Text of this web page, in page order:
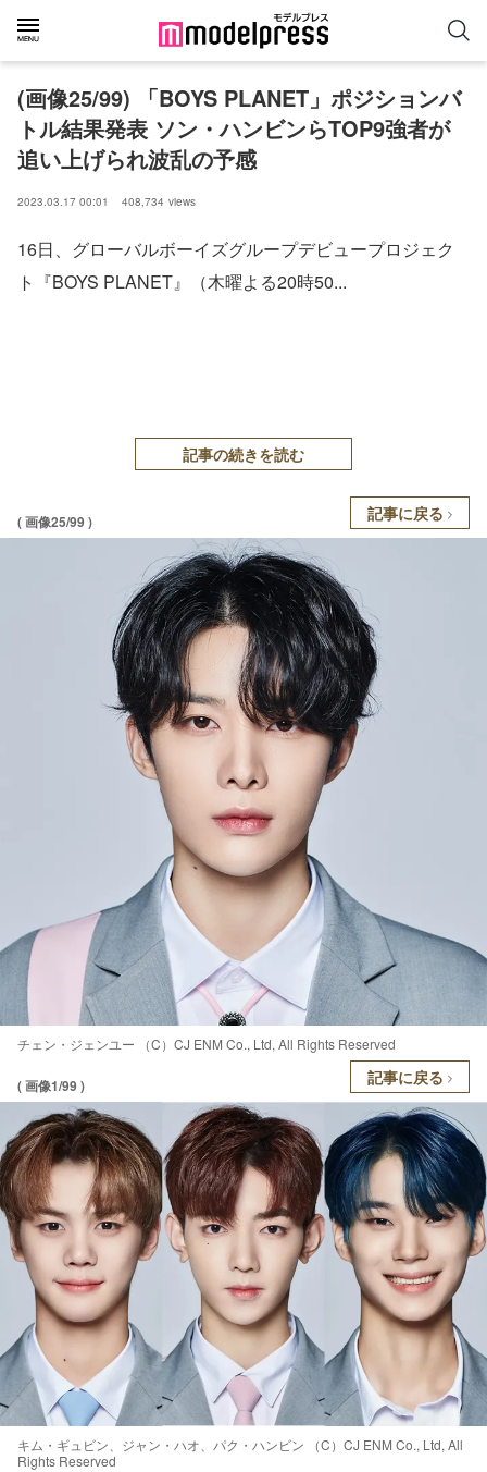
(画像25/99) 「BOYS PLANET」ポジションバ
トル結果発表 ソン・ハンビンらTOP9強者が
追い上げられ波乱の予感
2023.03.17 00:01 408,734 views
16日、グローバルボーイズグループデビュープロジェク
ト『BOYS PLANET』（木曜よる20時50...
記事の続きを読む
( 画像25/99 ) 記事に戻る
チェン・ジェンユー （C）CJ ENM Co., Ltd, All Rights Reserved
( 画像1/99 ) 記事に戻る
キム・ギュビン、ジャン・ハオ、パク・ハンビン （C）CJ ENM Co., Ltd, All
Rights Reserved